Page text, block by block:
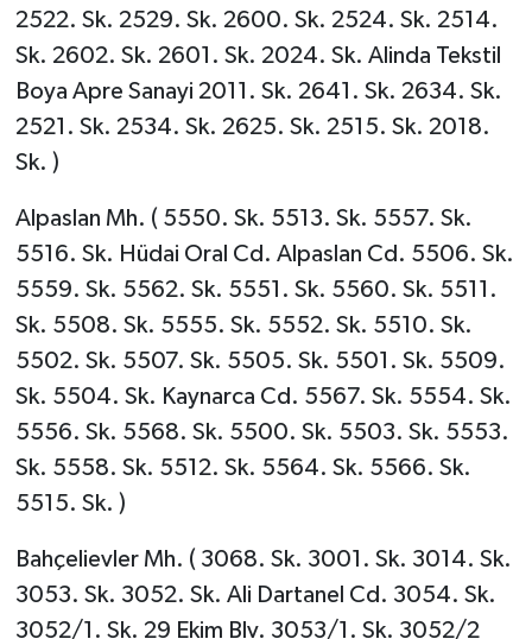
2522. Sk. 2529. Sk. 2600. Sk. 2524. Sk. 2514.
Sk. 2602. Sk. 2601. Sk. 2024. Sk. Alinda Tekstil
Boya Apre Sanayi 2011. Sk. 2641. Sk. 2634. Sk.
2521. Sk. 2534. Sk. 2625. Sk. 2515. Sk. 2018.
Sk. )
Alpaslan Mh. ( 5550. Sk. 5513. Sk. 5557. Sk.
5516. Sk. Hüdai Oral Cd. Alpaslan Cd. 5506. Sk.
5559. Sk. 5562. Sk. 5551. Sk. 5560. Sk. 5511.
Sk. 5508. Sk. 5555. Sk. 5552. Sk. 5510. Sk.
5502. Sk. 5507. Sk. 5505. Sk. 5501. Sk. 5509.
Sk. 5504. Sk. Kaynarca Cd. 5567. Sk. 5554. Sk.
5556. Sk. 5568. Sk. 5500. Sk. 5503. Sk. 5553.
Sk. 5558. Sk. 5512. Sk. 5564. Sk. 5566. Sk.
5515. Sk. )
Bahçelievler Mh. ( 3068. Sk. 3001. Sk. 3014. Sk.
3053. Sk. 3052. Sk. Ali Dartanel Cd. 3054. Sk.
3052/1. Sk. 29 Ekim Blv. 3053/1. Sk. 3052/2